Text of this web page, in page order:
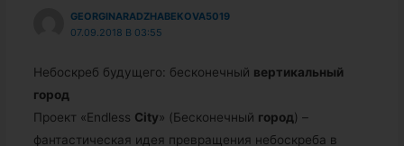
GEORGINARADZHABEKOVA5019
07.09.2018 В 03:55
Небоскреб будущего: бесконечный вертикальный
город
Проект «Endless City» (Бесконечный город) –
фантастическая идея превращения небоскреба в